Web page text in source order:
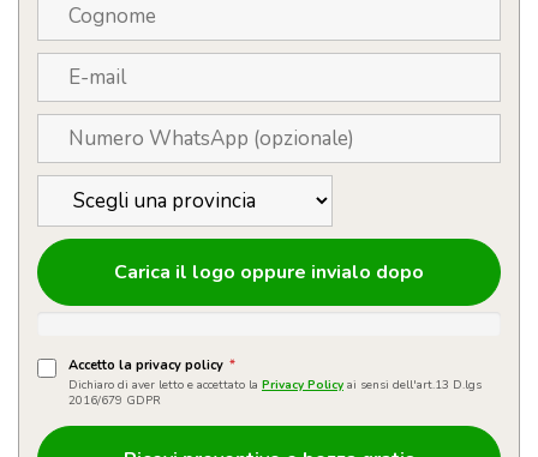
Carica il logo oppure invialo dopo
Accetto la privacy policy *
Dichiaro di aver letto e accettato la Privacy Policy ai sensi dell'art.13 D.lgs
2016/679 GDPR